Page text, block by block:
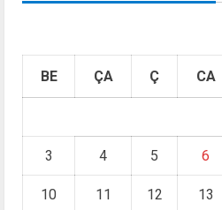
BE ÇA Ç CA
3 4 5 6
10 11 12 13